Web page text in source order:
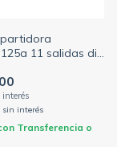
11 salidas din
sin interés
Transferencia o